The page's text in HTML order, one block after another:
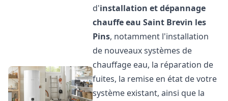
d'installation et dépannage
chauffe eau Saint Brevin les
Pins, notamment l'installation
de nouveaux systèmes de
chauffage eau, la réparation de
fuites, la remise en état de votre
système existant, ainsi que la